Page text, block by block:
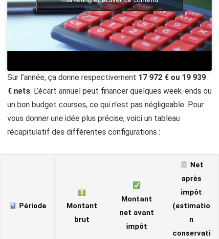
Sur l’année, ça donne respectivement 17 972 € ou 19 939
€ nets. L’écart annuel peut financer quelques week-ends ou
un bon budget courses, ce qui n’est pas négligeable. Pour
vous donner une idée plus précise, voici un tableau
récapitulatif des différentes configurations :
Période
Montant
brut
Montant
net avant
impôt
Net
après
impôt
(estimatio
n
conservati